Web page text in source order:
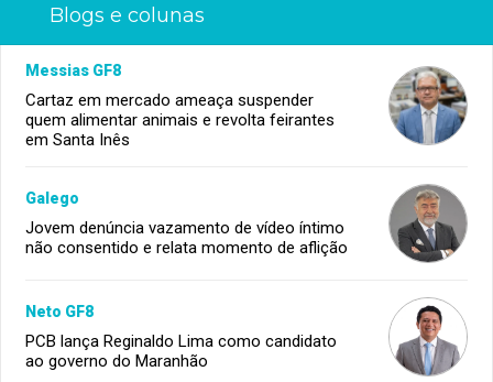
Blogs e colunas
Messias GF8
Cartaz em mercado ameaça suspender
quem alimentar animais e revolta feirantes
em Santa Inês
Galego
Jovem denúncia vazamento de vídeo íntimo
não consentido e relata momento de aflição
Neto GF8
PCB lança Reginaldo Lima como candidato
ao governo do Maranhão